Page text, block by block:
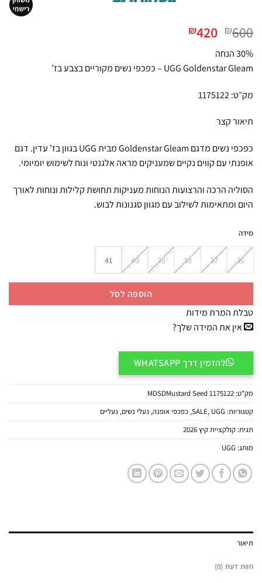
₪600 המחיר
היה:
₪600.
₪420
₪420.
30% הנחה
UGG Goldenstar Gleam – כפכפי נשים מקוריים בצבע בז’
מק״ט: 1175122
תיאור קצר
כפכפי נשים מדגם Goldenstar Gleam מבית UGG בגוון בז’ עדין. דגם
אופנתי עם קווים נקיים שמעניקים מראה אלגנטי ונוח לשימוש יומיומי.
הסוליה הרכה והרצועות הנוחות מעניקות תחושת קלילות ונוחות לאורך
היום ומתאימות לשילוב עם מגוון סגנונות לבוש.
מידה
36
37
38
39
40
41
הוספה לסל
טבלת המרת מידות
אין את המידה שלך?
להזמין דרך WHATSAPP
מק"ט: 1175122 MDSDMustard Seed
קטגוריות:
SALE, UGG
, כפכפי אופנה, נעלי נשים, נעליים
תגית: קולקציית קיץ 2026
מותג: UGG
תיאור
חוות דעת (0)